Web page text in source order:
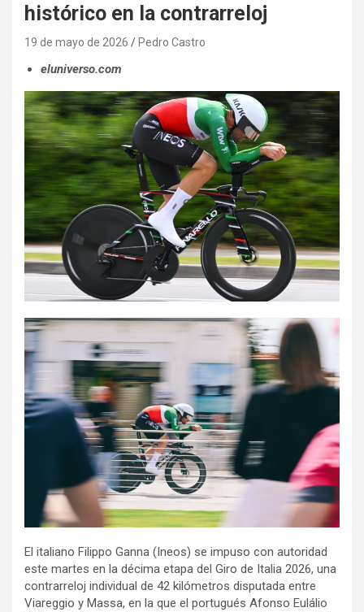
histórico en la contrarreloj
19 de mayo de 2026 Pedro Castro
eluniverso.com
El italiano Filippo Ganna (Ineos) se impuso con autoridad
este martes en la décima etapa del Giro de Italia 2026, una
contrarreloj individual de 42 kilómetros disputada entre
Viareggio y Massa, en la que el portugués Afonso Eulálio